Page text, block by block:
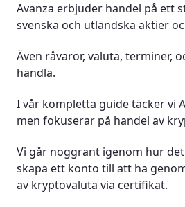
Vanliga frågor (FAQ)
Avanza erbjuder handel på ett
svenska och utländska aktier
Även råvaror, valuta, terminer,
handla.
I vår kompletta guide täcker vi
men fokuserar på handel av
Vi går noggrant igenom hur
skapa ett konto till att ha
av kryptovaluta via certifikat.